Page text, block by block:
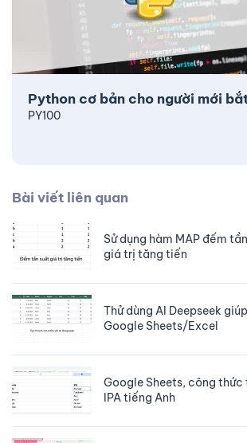
Python cơ bản cho người mới
PY100
Bài viết liên quan
Sử dụng hàm MAP đếm
giá trị tăng tiến
Thử dùng AI Deepseek
Google Sheets/Excel
Google Sheets, công thức
IPA tiếng Anh